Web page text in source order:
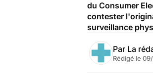
du Consumer
contester
surveillance
Par La
Rédigé le